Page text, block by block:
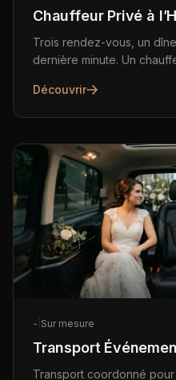
Chauffeur Privé à
Trois rendez-vous, un
dernière minute. Un
Découvrir
- Sur mesure
Transport
Transport coordonné pour